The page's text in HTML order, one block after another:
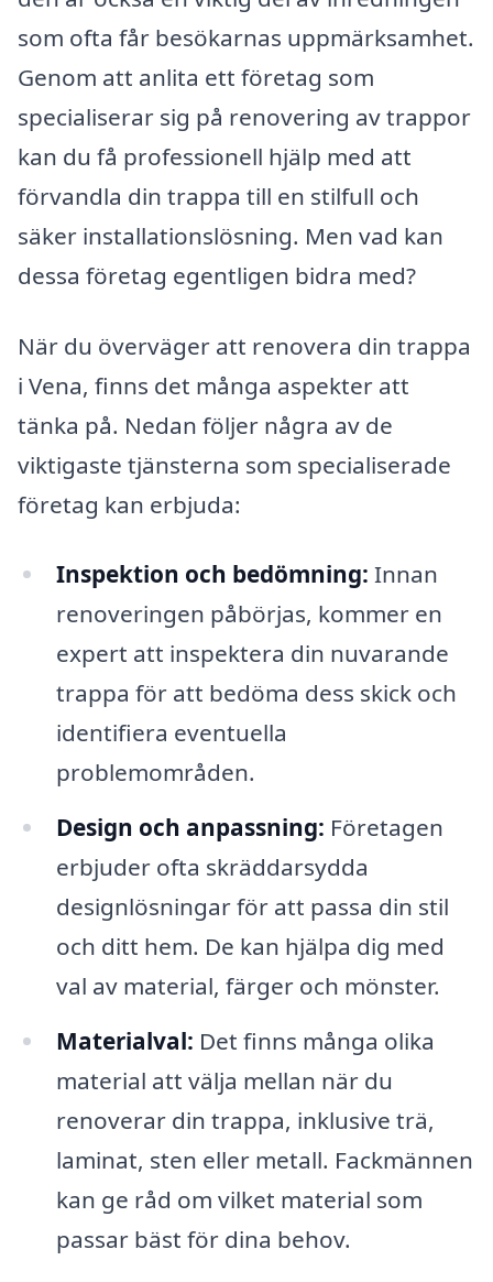
som ofta får besökarnas uppmärksamhet.
Genom att anlita ett företag som
specialiserar sig på renovering av trappor
kan du få professionell hjälp med att
förvandla din trappa till en stilfull och
säker installationslösning. Men vad kan
dessa företag egentligen bidra med?
När du överväger att renovera din trappa
i Vena, finns det många aspekter att
tänka på. Nedan följer några av de
viktigaste tjänsterna som specialiserade
företag kan erbjuda:
Inspektion och bedömning: Innan
renoveringen påbörjas, kommer en
expert att inspektera din nuvarande
trappa för att bedöma dess skick och
identifiera eventuella
problemområden.
Design och anpassning: Företagen
erbjuder ofta skräddarsydda
designlösningar för att passa din stil
och ditt hem. De kan hjälpa dig med
val av material, färger och mönster.
Materialval: Det finns många olika
material att välja mellan när du
renoverar din trappa, inklusive trä,
laminat, sten eller metall. Fackmännen
kan ge råd om vilket material som
passar bäst för dina behov.